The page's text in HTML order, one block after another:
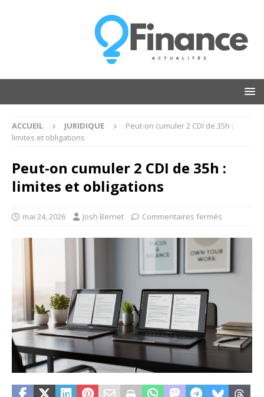
ACCUEIL JURIDIQUE
Peut-on cumuler 2 CDI de 35h :
limites et obligations
Peut-on cumuler 2 CDI de 35h :
limites et obligations
mai 24, 2026 Josh Bernet Commentaires fermés